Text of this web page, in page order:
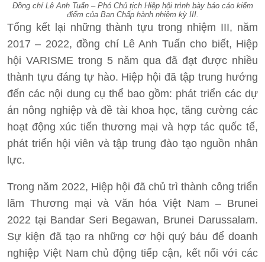
Đồng chí Lê Anh Tuấn – Phó Chủ tịch Hiệp hội trình bày báo cáo kiểm
điểm của Ban Chấp hành nhiệm kỳ III.
Tổng kết lại những thành tựu trong nhiệm III, năm
2017 – 2022, đồng chí Lê Anh Tuấn cho biết, Hiệp
hội VARISME trong 5 năm qua đã đạt được nhiều
thành tựu đáng tự hào. Hiệp hội đã tập trung hướng
đến các nội dung cụ thể bao gồm: phát triển các dự
án nông nghiệp và đề tài khoa học, tăng cường các
hoạt động xúc tiến thương mại và hợp tác quốc tế,
phát triển hội viên và tập trung đào tạo nguồn nhân
lực.
Trong năm 2022, Hiệp hội đã chủ trì thành công triển
lãm Thương mại và Văn hóa Việt Nam – Brunei
2022 tại Bandar Seri Begawan, Brunei Darussalam.
Sự kiện đã tạo ra những cơ hội quý báu để doanh
nghiệp Việt Nam chủ động tiếp cận, kết nối với các